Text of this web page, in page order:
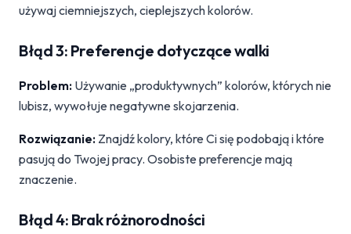
używaj ciemniejszych, cieplejszych kolorów.
Błąd 3: Preferencje dotyczące walki
Problem: Używanie „produktywnych” kolorów, których nie
lubisz, wywołuje negatywne skojarzenia.
Rozwiązanie: Znajdź kolory, które Ci się podobają i które
pasują do Twojej pracy. Osobiste preferencje mają
znaczenie.
Błąd 4: Brak różnorodności